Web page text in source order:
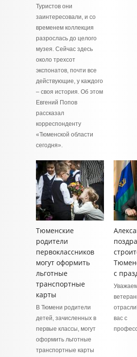
Туристов они
заинтересовали, и со
временем коллекция
разрослась до целого
музея. Сейчас здесь
около трехсот
экспонатов, почти все
действующие, у каждого
– своя история. Об этом
Евгений Попов
рассказал
корреспонденту
«Тюменской области
сегодня».
Тюменские
родители
первоклассников
могут оформить
льготные
транспортные
карты
В Тюмени родители
детей, зачисленных в
первые классы, могут
оформить льготные
транспортные карты
с
вас с